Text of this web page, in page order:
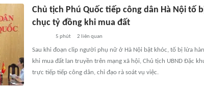
Chủ tịch Phú Quốc tiếp công dân Hà Nội tố
chục tỷ đồng khi mua đất
5 phút 2 liên quan
Sau khi đoạn clip người phụ nữ ở Hà Nội bật khóc, tố bị lừa
khi mua đất lan truyền trên mạng xã hội, Chủ tịch UBND Đặc
trực tiếp tiếp công dân, chỉ đạo rà soát vụ việc.